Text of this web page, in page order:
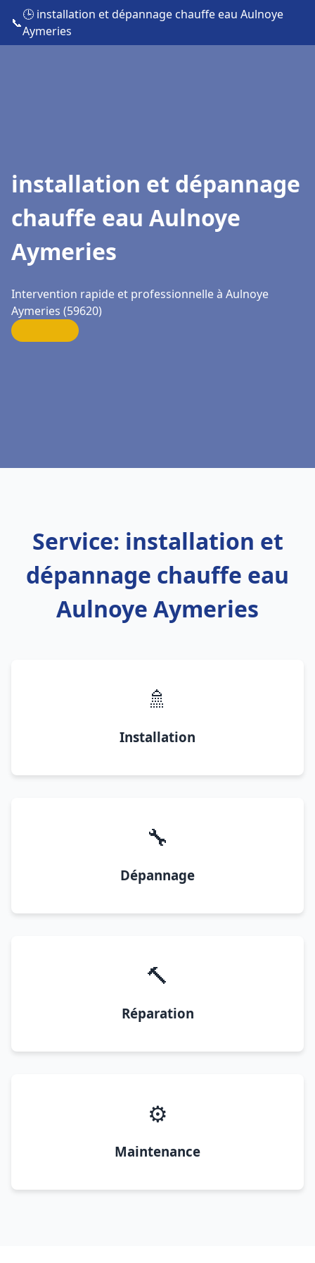
📞
🕒 installation et dépannage chauffe eau Aulnoye
Aymeries
installation et dépannage
chauffe eau Aulnoye
Aymeries
Intervention rapide et professionnelle à Aulnoye
Aymeries (59620)
Service: installation et
dépannage chauffe eau
Aulnoye Aymeries
🚿
Installation
🔧
Dépannage
🔨
Réparation
⚙️
Maintenance